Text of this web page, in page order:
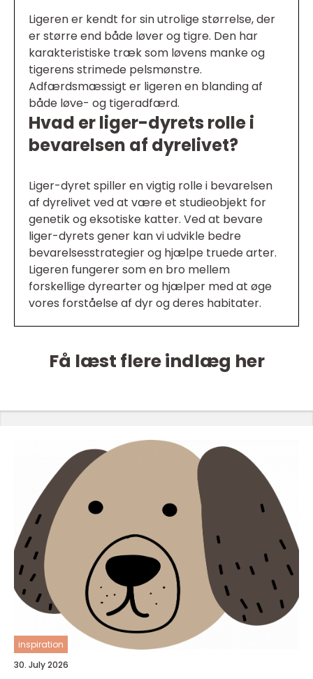
Ligeren er kendt for sin utrolige størrelse, der
er større end både løver og tigre. Den har
karakteristiske træk som løvens manke og
tigerens strimede pelsmønstre.
Adfærdsmæssigt er ligeren en blanding af
både løve- og tigeradfærd.
Hvad er liger-dyrets rolle i
bevarelsen af dyrelivet?
Liger-dyret spiller en vigtig rolle i bevarelsen
af dyrelivet ved at være et studieobjekt for
genetik og eksotiske katter. Ved at bevare
liger-dyrets gener kan vi udvikle bedre
bevarelsesstrategier og hjælpe truede arter.
Ligeren fungerer som en bro mellem
forskellige dyrearter og hjælper med at øge
vores forståelse af dyr og deres habitater.
Få læst flere indlæg her
inspiration
30. July 2026